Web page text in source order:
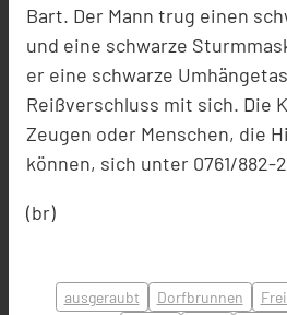
Bart. Der Mann trug einen
und eine schwarze
er eine schwarze
Reißverschluss mit sich. Die
Zeugen oder Menschen, die
können, sich unter 0761/882-
(br)
ausgeraubt Dorfbrunnen